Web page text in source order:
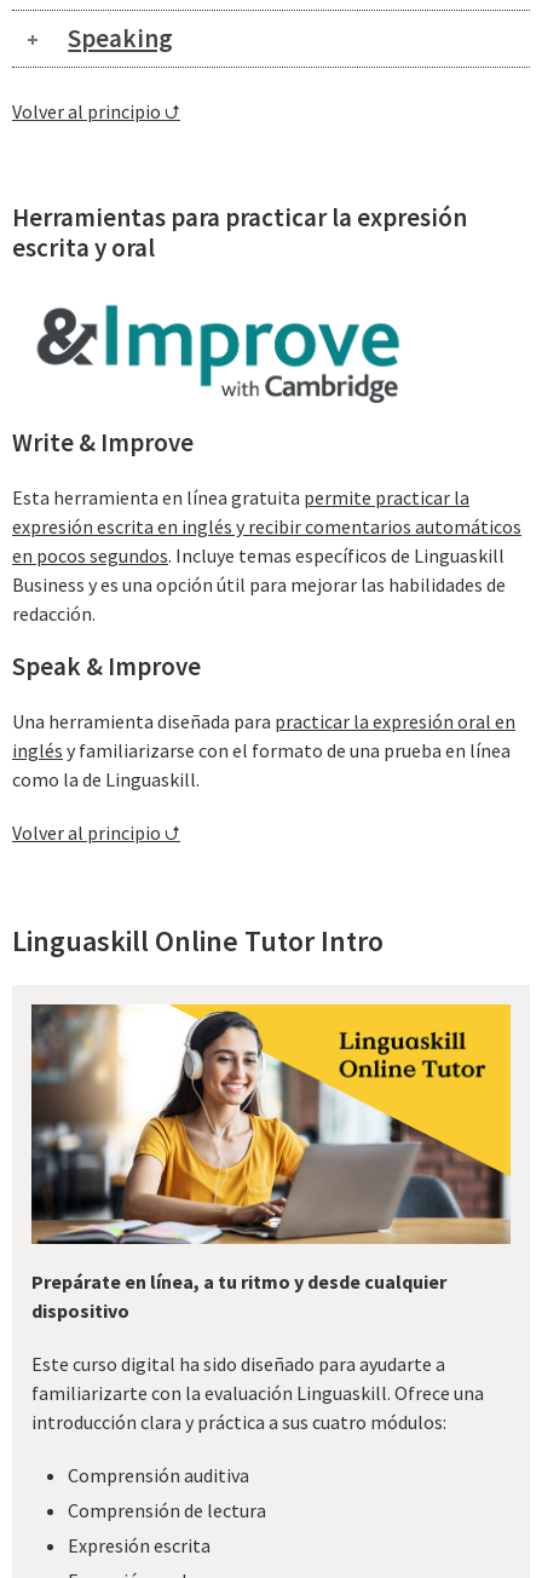
Speaking
Volver al principio ⮍
Herramientas para practicar la expresión
escrita y oral
Write & Improve
Esta herramienta en línea gratuita permite practicar la
expresión escrita en inglés y recibir comentarios automáticos
en pocos segundos. Incluye temas específicos de Linguaskill
Business y es una opción útil para mejorar las habilidades de
redacción.
Speak & Improve
Una herramienta diseñada para practicar la expresión oral en
inglés y familiarizarse con el formato de una prueba en línea
como la de Linguaskill.
Volver al principio ⮍
Ling⁠uaskill Online Tutor Intro
Prepárate en línea, a tu ritmo y desde cualquier
dispositivo
Este curso digital ha sido diseñado para ayudarte a
familiarizarte con la evaluación Linguaskill. Ofrece una
introducción clara y práctica a sus cuatro módulos:
Comprensión auditiva
Comprensión de lectura
Expresión escrita